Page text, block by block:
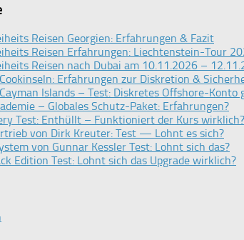
Reisen Georgien: Erfahrungen & Fazit
Reisen Erfahrungen: Liechtenstein-Tour
Reisen nach Dubai am 10.11.2026 –
Erfahrungen zur Diskretion &
Islands – Test: Diskretes Offshore-Konto
– Globales Schutz-Paket: Erfahrungen?
Test: Enthüllt – Funktioniert der Kurs wirklich?
von Dirk Kreuter: Test — Lohnt es sich?
von Gunnar Kessler Test: Lohnt sich das?
Edition Test: Lohnt sich das Upgrade wirklich?